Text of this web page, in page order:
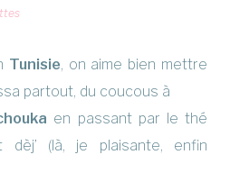
Tunisie, on aime bien mettre
partout, du coucous à
en passant par le thé
dèj’ (là, je plaisante, enfin